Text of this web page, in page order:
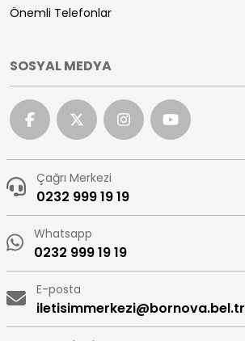
Önemli Telefonlar
SOSYAL MEDYA
Çağrı Merkezi
0232 999 19 19
Whatsapp
0232 999 19 19
E-posta
iletisimmerkezi@bornova.bel.tr